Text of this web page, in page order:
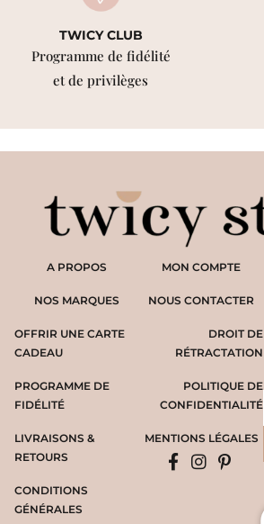
TWICY CLUB
Programme de fidélité
et de privilèges
A PROPOS
NOS MARQUES
OFFRIR UNE CARTE
CADEAU
PROGRAMME DE
FIDÉLITÉ
LIVRAISONS &
RETOURS
CONDITIONS
GÉNÉRALES
MON COMPTE
NOUS CONTACTER
DROIT DE
RÉTRACTATION
POLITIQUE DE
CONFIDENTIALITÉ
MENTIONS LÉGALES